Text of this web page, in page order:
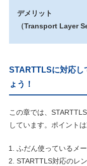
デメリット
（Transport Layer
STARTTLSに対応し
ょう！
この章では、
しています。ポイントは
ふだん使っているメ
STARTTLS対応のレ